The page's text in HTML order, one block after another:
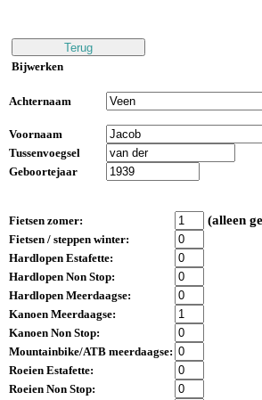
Bijwerken
Achternaam
Voornaam
Tussenvoegsel
Geboortejaar
Fietsen zomer: (alleen
Fietsen / steppen winter:
Hardlopen Estafette:
Hardlopen Non Stop:
Hardlopen Meerdaagse:
Kanoen Meerdaagse:
Kanoen Non Stop:
Mountainbike/ATB meerdaagse:
Roeien Estafette:
Roeien Non Stop: